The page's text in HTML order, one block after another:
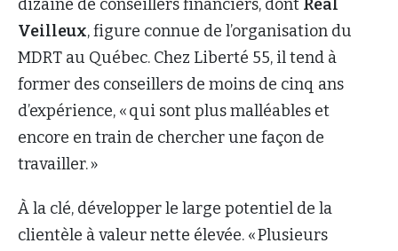
dizaine de conseillers financiers, dont Réal
Veilleux, figure connue de l’organisation du
MDRT au Québec. Chez Liberté 55, il tend à
former des conseillers de moins de cinq ans
d’expérience, « qui sont plus malléables et
encore en train de chercher une façon de
travailler. »
À la clé, développer le large potentiel de la
clientèle à valeur nette élevée. « Plusieurs